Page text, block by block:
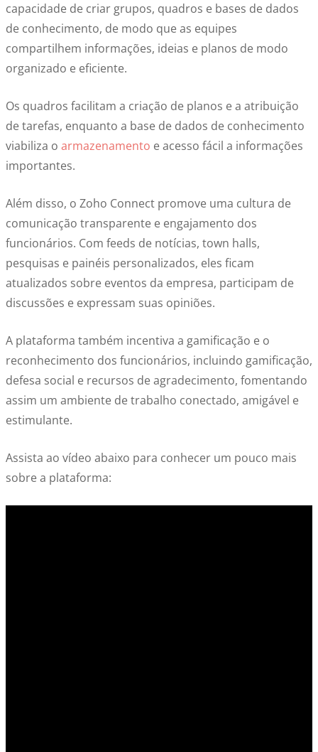
capacidade de criar grupos, quadros e bases de dados
de conhecimento, de modo que as equipes
compartilhem informações, ideias e planos de modo
organizado e eficiente.
Os quadros facilitam a criação de planos e a atribuição
de tarefas, enquanto a base de dados de conhecimento
viabiliza o armazenamento e acesso fácil a informações
importantes.
Além disso, o Zoho Connect promove uma cultura de
comunicação transparente e engajamento dos
funcionários. Com feeds de notícias, town halls,
pesquisas e painéis personalizados, eles ficam
atualizados sobre eventos da empresa, participam de
discussões e expressam suas opiniões.
A plataforma também incentiva a gamificação e o
reconhecimento dos funcionários, incluindo gamificação,
defesa social e recursos de agradecimento, fomentando
assim um ambiente de trabalho conectado, amigável e
estimulante.
Assista ao vídeo abaixo para conhecer um pouco mais
sobre a plataforma: